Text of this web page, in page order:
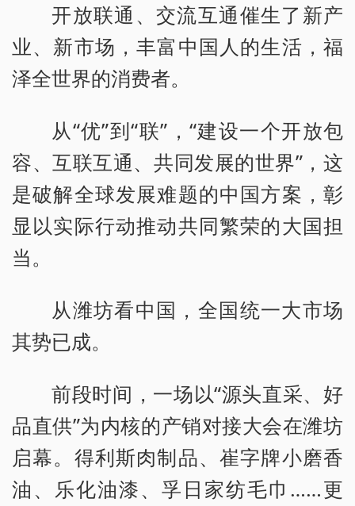
开放联通、交流互通催生了新产
业、新市场，丰富中国人的生活，福
泽全世界的消费者。
从“优”到“联”，“建设一个开放包
容、互联互通、共同发展的世界”，这
是破解全球发展难题的中国方案，彰
显以实际行动推动共同繁荣的大国担
当。
从潍坊看中国，全国统一大市场
其势已成。
前段时间，一场以“源头直采、好
品直供”为内核的产销对接大会在潍坊
启幕。得利斯肉制品、崔字牌小磨香
油、乐化油漆、孚日家纺毛巾……更